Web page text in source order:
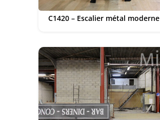
C1420 – Escalier métal moderne